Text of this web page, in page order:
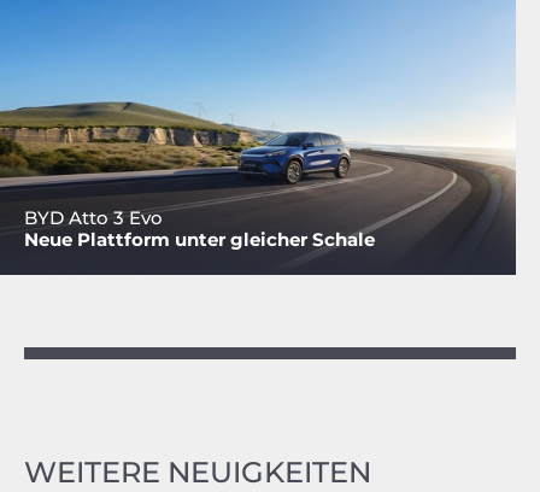
BYD Atto 3 Evo
Neue Plattform unter gleicher Schale
WEITERE NEUIGKEITEN